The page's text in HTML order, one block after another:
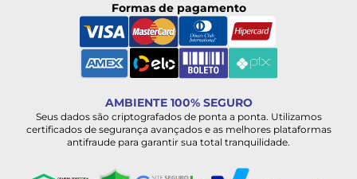
Formas de pagamento
AMBIENTE 100% SEGURO
Seus dados são criptografados de ponta a ponta. Utilizamos
certificados de segurança avançados e as melhores plataformas
antifraude para garantir sua total tranquilidade.